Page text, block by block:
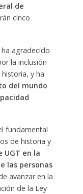
de
cinco
agradecido
la inclusión
y ha
del mundo
fundamental
de historia y
UGT en la
las personas
avanzar en la
de la Ley